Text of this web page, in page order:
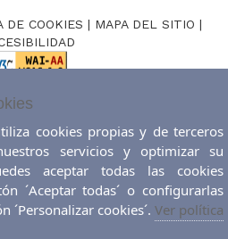
DE COOKIES | MAPA DEL SITIO |
cookies propias y de terceros
servicios y optimizar su
aceptar todas las cookies
´Aceptar todas´ o configurarlas
´Personalizar cookies´. Ver política